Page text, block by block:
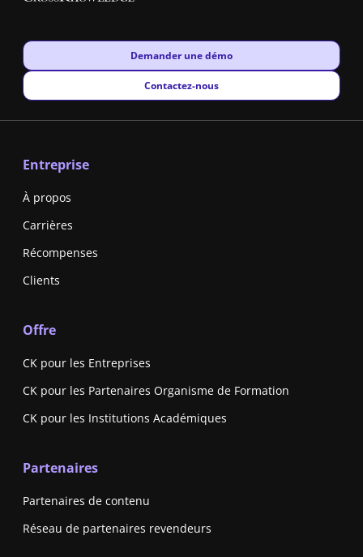
New window
Demander une démo
New window
Contactez-nous
Entreprise
À propos
Carrières
Récompenses
Clients
Offre
CK pour les Entreprises
CK pour les Partenaires Organisme de Formation
CK pour les Institutions Académiques
Partenaires
Partenaires de contenu
Réseau de partenaires revendeurs